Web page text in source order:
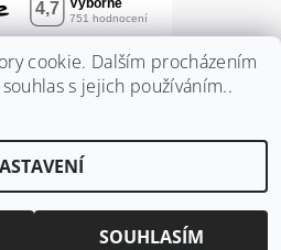
spodmínkami
, všechna práva vyhrazena
cookie. Dalším procházením
s jejich používáním..
SOUHLASÍM